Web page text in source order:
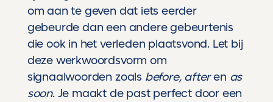
om aan te geven dat iets eerder
gebeurde dan een andere gebeurtenis
die ook in het verleden plaatsvond. Let bij
deze werkwoordsvorm om
signaalwoorden zoals before, afteren as
soon. Je maakt de past perfect door een